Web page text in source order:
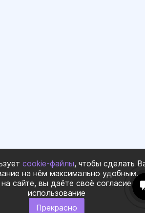
cookie-файлы, чтобы сделать
на нём максимально удобным.
сайте, вы даёте своё согласие на
использование
Прекрасно